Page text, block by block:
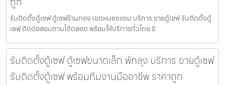
รับติดตั้งตู้เซฟ ตู้เซฟร้านทอง เขตหนองแขม บริการ ขายตู้เซฟ รับติดตั้งตู้
เซฟ ติดต่อสอบถามได้ตลอด พร้อมให้บริการทั่วไทย รั
รับติดตั้งตู้เซฟ ตู้เซฟขนาดเล็ก พัทลุง บริการ ขายตู้เซฟ
รับติดตั้งตู้เซฟ พร้อมทีมงานมืออาชีพ ราคาถูก